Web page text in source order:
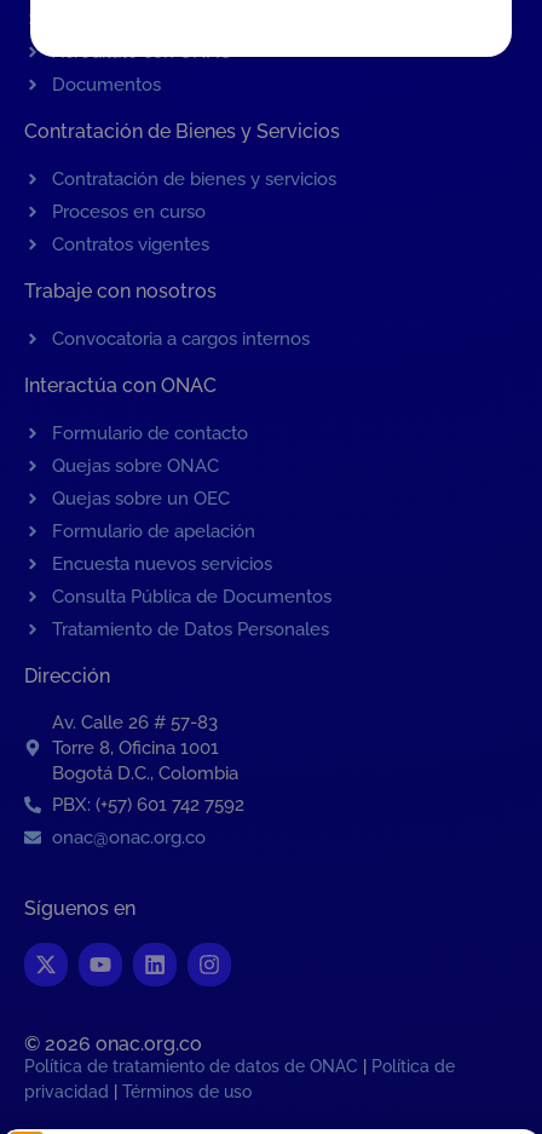
Acredítate con ONAC
Documentos
Contratación de Bienes y Servicios
Contratación de bienes y servicios
Procesos en curso
Contratos vigentes
Trabaje con nosotros
Convocatoria a cargos internos
Interactúa con ONAC
Formulario de contacto
Quejas sobre ONAC
Quejas sobre un OEC
Formulario de apelación
Encuesta nuevos servicios
Consulta Pública de Documentos
Tratamiento de Datos Personales
Dirección
Av. Calle 26 # 57-83
Torre 8, Oficina 1001
Bogotá D.C., Colombia
PBX: (+57) 601 742 7592
onac@onac.org.co
Síguenos en
© 2026 onac.org.co​
Política de tratamiento de datos de ONAC
Política de
privacidad
Términos de uso